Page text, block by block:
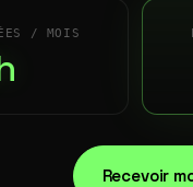
/ MOIS
Recevoir